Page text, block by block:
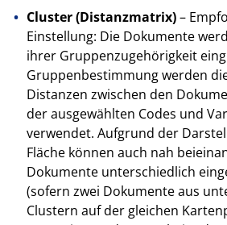
Cluster (Distanzmatrix)–
Einstellung: Die Dokumente
ihrer Gruppenzugehörigkeit
Gruppenbestimmung werden
Distanzen zwischen den
der ausgewählten Codes und
verwendet. Aufgrund der
Fläche können auch nah
Dokumente unterschiedlich
(sofern zwei Dokumente aus
Clustern auf der gleichen